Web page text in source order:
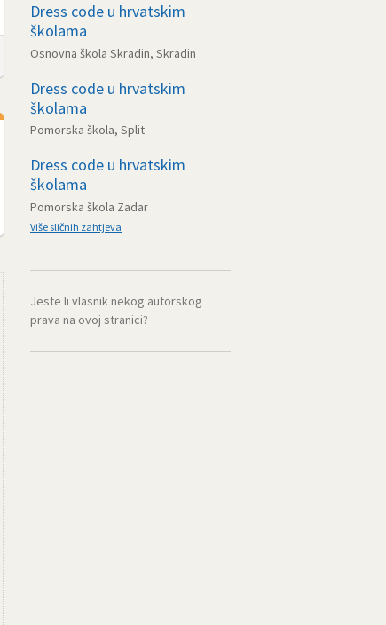
Dress code u hrvatskim
školama
Osnovna škola Skradin, Skradin
Dress code u hrvatskim
školama
Pomorska škola, Split
Dress code u hrvatskim
školama
Pomorska škola Zadar
Više sličnih zahtjeva
Jeste li vlasnik nekog autorskog
prava na ovoj stranici?